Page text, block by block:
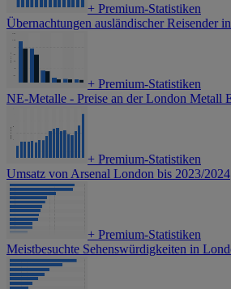
+ Premium-Statistiken
Übernachtungen ausländischer Reisender
+ Premium-Statistiken
NE-Metalle - Preise an der London Metall
+ Premium-Statistiken
Umsatz von Arsenal London bis 2023/2024
+ Premium-Statistiken
Meistbesuchte Sehenswürdigkeiten in